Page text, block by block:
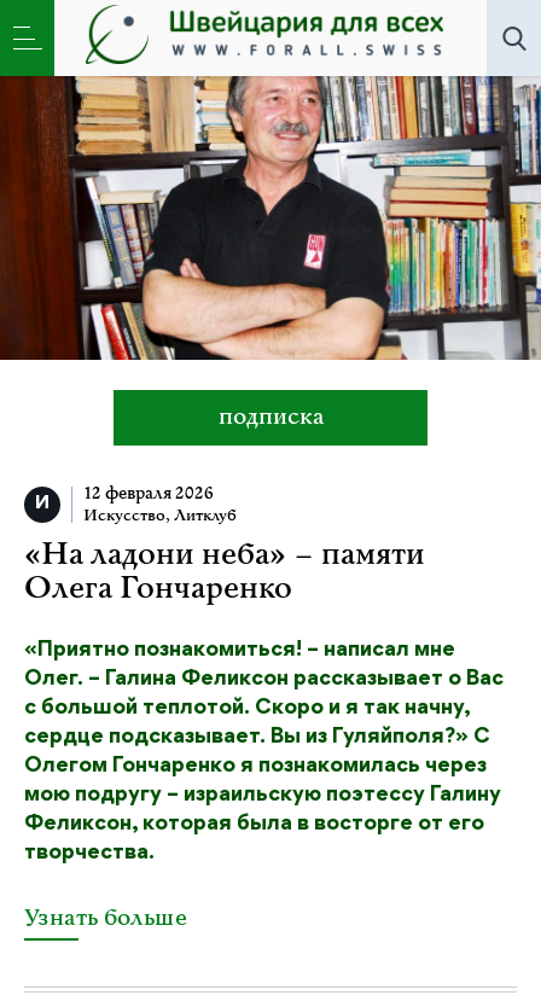
Все авторы»Зинаида Вилькорицкая
подписка
12 февраля 2026
Искусство, Литклуб
«На ладони неба» – памяти
Олега Гончаренко
«Приятно познакомиться! – написал мне
Олег. – Галина Феликсон рассказывает о Вас
с большой теплотой. Скоро и я так начну,
сердце подсказывает. Вы из Гуляйполя?» С
Олегом Гончаренко я познакомилась через
мою подругу – израильскую поэтессу Галину
Феликсон, которая была в восторге от его
творчества.
Узнать больше